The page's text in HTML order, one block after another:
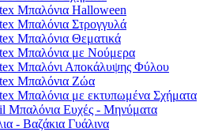
Μπαλόνια Halloween
Μπαλόνια Στρογγυλά
Μπαλόνια Θεματικά
Μπαλόνια με Νούμερα
Μπαλόνι Αποκάλυψης Φύλου
Μπαλόνια Ζώα
Μπαλόνια με εκτυπωμένα Σχήματα
Μπαλόνια Ευχές - Μηνύματα
- Βαζάκια Γυάλινα